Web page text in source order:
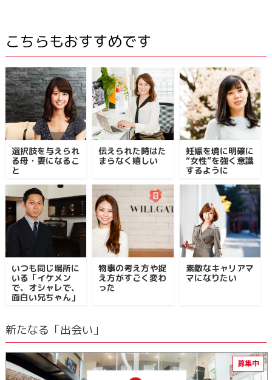
こちらもおすすめです
選択肢を与えられ
る母・妻になるこ
と
伝えられた時はた
まらなく嬉しい
妊娠を境に明確に
“女性”を強く意識
するように
いつも同じ場所に
いる「イケメン
で、オシャレで、
面白い兄ちゃん」
物事の考え方や捉
え方がすごく変わ
った
素敵なキャリアマ
マになりたい
新たなる「出会い」